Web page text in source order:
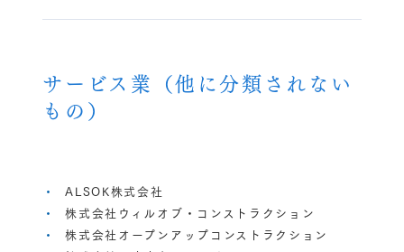
サービス業（他に分類されない
もの）
ALSOK株式会社
株式会社ウィルオブ・コンストラクション
株式会社オープンアップコンストラクション